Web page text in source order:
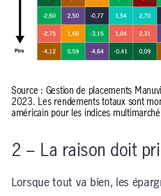
Source : Gestion de placements
2023. Les rendements totaux sont
américain pour les indices
2 – La raison doit
Lorsque tout va bien, les